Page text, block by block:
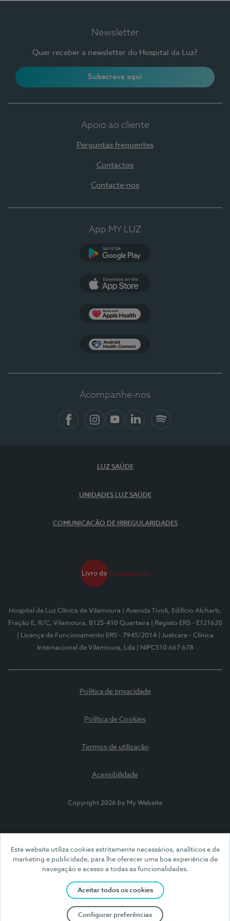
Este website utiliza cookies estritamente necessários, analíticos e de
marketing e publicidade, para lhe oferecer uma boa experiência de
navegação e acesso a todas as funcionalidades.
Aceitar todos os cookies
Configurar preferências
Newsletter
Quer receber a newsletter do Hospital da Luz?
Subscreva aqui
Apoio ao cliente
Perguntas frequentes
Contactos
Contacte-nos
App MY LUZ
Acompanhe-nos
LUZ SAÚDE
UNIDADES LUZ SAÚDE
COMUNICAÇÃO DE IRREGULARIDADES
Hospital da Luz Clínica de Vilamoura
| Avenida Tivoli, Edifício Alcharb,
Fração E, R/C, Vilamoura, 8125-410 Quarteira
| Registo ERS - E121620
| Licença de Funcionamento ERS - 7945/2014
| Justcare - Clínica
Internacional de Vilamoura, Lda
| NIPC510 667 678
Política de privacidade
Política de Cookies
Termos de utilização
Acessibilidade
Copyright 2026 by My Website